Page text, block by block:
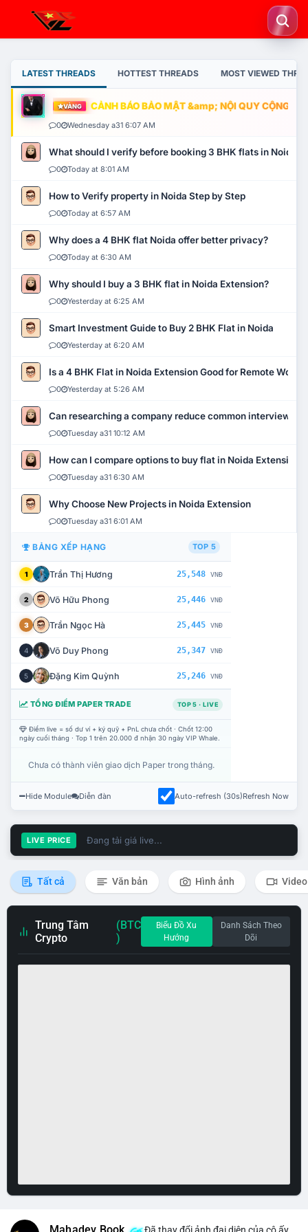
LATEST THREADS HOTTEST THREADS MOST VIEWED
VÀNG CẢNH BÁO BẢO MẬT &amp; NỘI QUY CỘNG
0 Wednesday a31 6:07 AM
What should I verify before booking 3 BHK flats in Noida?
0 Today at 8:01 AM
How to Verify property in Noida Step by Step
0 Today at 6:57 AM
Why does a 4 BHK flat Noida offer better privacy?
0 Today at 6:30 AM
Why should I buy a 3 BHK flat in Noida Extension?
0 Yesterday at 6:25 AM
Smart Investment Guide to Buy 2 BHK Flat in Noida
0 Yesterday at 6:20 AM
Is a 4 BHK Flat in Noida Extension Good for Remote Work?
0 Yesterday at 5:26 AM
Can researching a company reduce common interview
0 Tuesday a31 10:12 AM
How can I compare options to buy flat in Noida Extension?
0 Tuesday a31 6:30 AM
Why Choose New Projects in Noida Extension
0 Tuesday a31 6:01 AM
BẢNG XẾP HẠNG TOP 5
1 Trần Thị Hương 25,548 VNĐ
2 Võ Hữu Phong 25,446 VNĐ
3 Trần Ngọc Hà 25,445 VNĐ
4 Võ Duy Phong 25,347 VNĐ
5 Đặng Kim Quỳnh 25,246 VNĐ
TỔNG ĐIỂM PAPER TRADE TOP 5 · LIVE
Điểm live = số dư ví + ký quỹ + PnL chưa chốt · Chốt 12:00
ngày cuối tháng · Top 1 trên 20.000 đ nhận 30 ngày VIP Whale.
Chưa có thành viên giao dịch Paper trong tháng.
Hide Module Diễn đàn Auto-refresh (30s)Refresh Now
LIVE PRICE Đang tải giá live...
Tất cả Văn bản Hình ảnh Video
Trung Tâm
Crypto
(BTC
)
Biểu Đồ Xu
Hướng
Danh Sách Theo
Dõi